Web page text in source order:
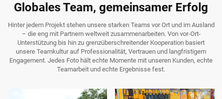
Globales Team, gemeinsamer Erfolg
Hinter jedem Projekt stehen unsere starken Teams vor Ort und im Ausland
– die eng mit Partnern weltweit zusammenarbeiten. Von vor-Ort-
Unterstützung bis hin zu grenzüberschreitender Kooperation basiert
unsere Teamkultur auf Professionalität, Vertrauen und langfristigem
Engagement. Jedes Foto hält echte Momente mit unseren Kunden, echte
Teamarbeit und echte Ergebnisse fest.